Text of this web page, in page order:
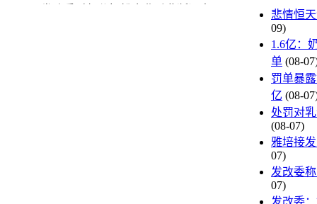
悲情恒
09)
1.6亿：
单 (08-
罚单暴
亿 (08-
处罚对
(08-07)
雅培接
07)
发改委
07)